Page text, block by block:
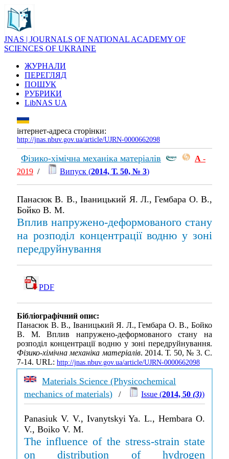
JNAS | JOURNALS OF NATIONAL ACADEMY OF
SCIENCES OF UKRAINE
ЖУРНАЛИ
ПЕРЕГЛЯД
ПОШУК
РУБРИКИ
LibNAS UA
інтернет-адреса сторінки:
http://jnas.nbuv.gov.ua/article/UJRN-0000662098
Фізико-хімічна механіка матеріалів А -
2019 / Випуск (2014, Т. 50, № 3)
Панасюк В. В., Іваницький Я. Л., Гембара О. В.,
Бойко В. М.
Вплив напружено-деформованого стану
на розподіл концентрації водню у зоні
передруйнування
PDF
Бібліографічний опис:
Панасюк В. В., Іваницький Я. Л., Гембара О. В., Бойко
В. М. Вплив напружено-деформованого стану на
розподіл концентрації водню у зоні передруйнування.
Фізико-хімічна механіка матеріалів. 2014. Т. 50, № 3. С.
7-14. URL: http://jnas.nbuv.gov.ua/article/UJRN-0000662098
Materials Science (Physicochemical
mechanics of materials) / Issue (2014, 50(3))
Panasiuk V. V., Ivanytskyi Ya. L., Hembara O.
V., Boiko V. M.
The influence of the stress-strain state
on distribution of hydrogen